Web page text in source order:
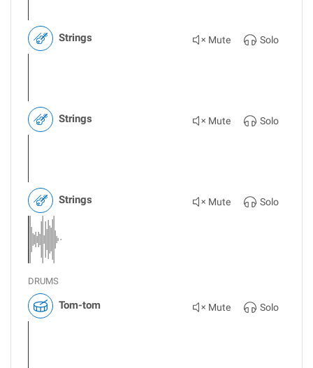
Strings Mute Solo
Strings Mute Solo
Strings Mute Solo
DRUMS
Tom-tom Mute Solo